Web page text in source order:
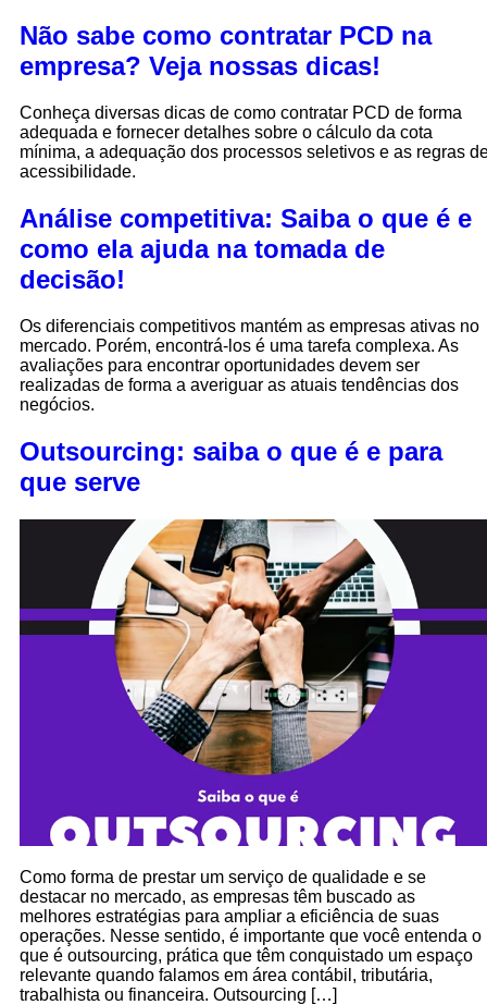
Não sabe como contratar PCD na
empresa? Veja nossas dicas!
Conheça diversas dicas de como contratar PCD de forma
adequada e fornecer detalhes sobre o cálculo da cota
mínima, a adequação dos processos seletivos e as regras
acessibilidade.
Análise competitiva: Saiba o que é e
como ela ajuda na tomada de
decisão!
Os diferenciais competitivos mantém as empresas ativas no
mercado. Porém, encontrá-los é uma tarefa complexa. As
avaliações para encontrar oportunidades devem ser
realizadas de forma a averiguar as atuais tendências dos
negócios.
Outsourcing: saiba o que é e para
que serve
Como forma de prestar um serviço de qualidade e se
destacar no mercado, as empresas têm buscado as
melhores estratégias para ampliar a eficiência de suas
operações. Nesse sentido, é importante que você entenda o
que é outsourcing, prática que têm conquistado um espaço
relevante quando falamos em área contábil, tributária,
trabalhista ou financeira. Outsourcing […]